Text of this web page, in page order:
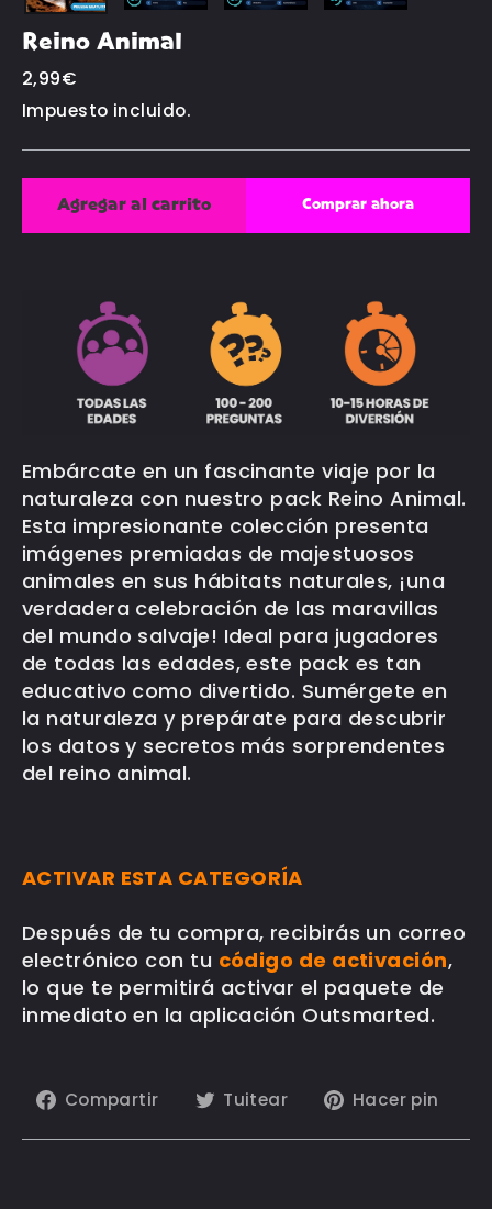
Reino Animal
Precio
habitual
2,99€
Impuesto incluido.
Agregar al carrito Comprar ahora
Embárcate en un fascinante viaje por la
naturaleza con nuestro pack Reino Animal.
Esta impresionante colección presenta
imágenes premiadas de majestuosos
animales en sus hábitats naturales, ¡una
verdadera celebración de las maravillas
del mundo salvaje! Ideal para jugadores
de todas las edades, este pack es tan
educativo como divertido. Sumérgete en
la naturaleza y prepárate para descubrir
los datos y secretos más sorprendentes
del reino animal.
ACTIVAR ESTA CATEGORÍA
Después de tu compra, recibirás un correo
electrónico con tu código de activación,
lo que te permitirá activar el paquete de
inmediato en la aplicación Outsmarted.
Compartir
Compartir
Facebook
Tuitear
Tuitear
Twitter
Hacer pin